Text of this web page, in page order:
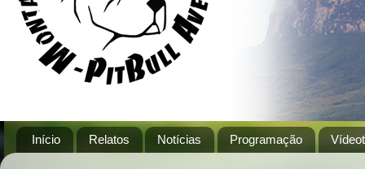
Início Relatos Notícias Programação